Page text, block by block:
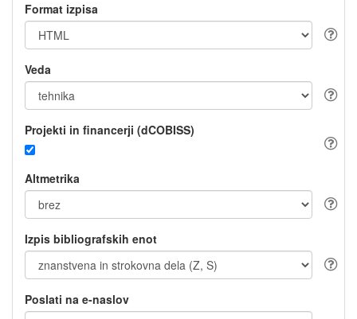
Format izpisa
Veda
Projekti in financerji (dCOBISS)
Altmetrika
Izpis bibliografskih enot
Poslati na e-naslov